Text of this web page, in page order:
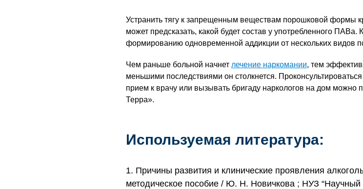
Устранить тягу к запрещенным веществам порошковой формы
может предсказать, какой будет состав у употребленного ПАВа.
формированию одновременной аддикции от нескольких видов
Чем раньше больной начнет лечение наркомании, тем
меньшими последствиями он столкнется.
прием к врачу или вызывать бригаду наркологов на дом можно
Терра».
Используемая литература:
Причины развития и клинические проявления
методическое пособие / Ю. Н. Новичкова ; НУЗ “Научный